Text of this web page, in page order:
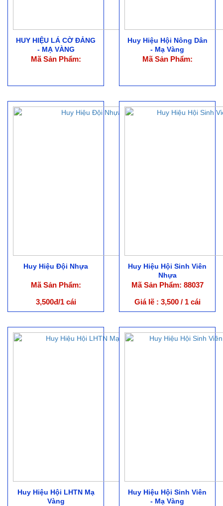
HUY HIỆU LÁ CỜ ĐẢNG
- MẠ VÀNG
Mã Sản Phẩm:
Huy Hiệu Hội Nông Dân
- Mạ Vàng
Mã Sản Phẩm:
Huy Hiệu Đội Nhựa
Mã Sản Phẩm:
3,500đ/1 cái
Huy Hiệu Hội Sinh Viên
Nhựa
Mã Sản Phẩm: 88037
Giá lẽ : 3,500 / 1 cái
Huy Hiệu Hội LHTN Mạ
Vàng
Huy Hiệu Hội Sinh Viên
- Mạ Vàng